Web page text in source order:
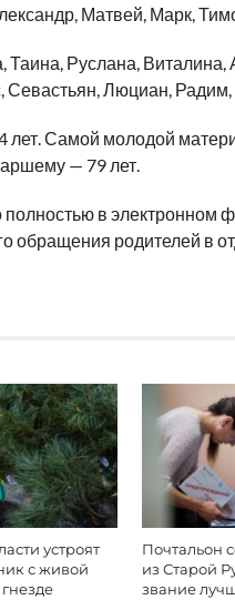
Матвей, Марк,
Руслана, Виталина,
Севастьян, Люциан,
лет. Самой молодой
— 79 лет.
в электронном
обращения родителей в
устроят
с живой
Почтальон
из Старой
звание